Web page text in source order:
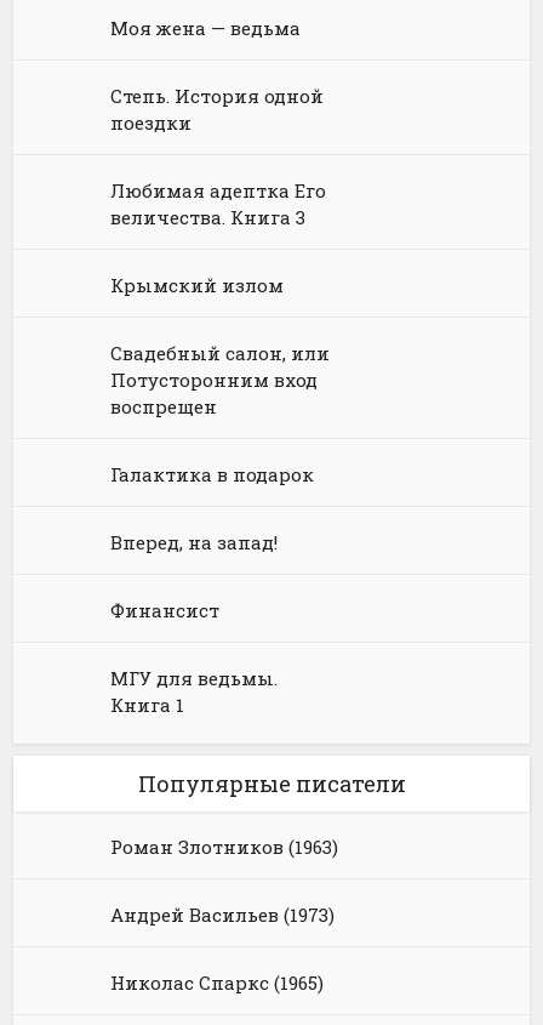
Философия
Юриспруденция, право
Энциклопедии
Киберпанк
Космическая фантастика
Научная фантастика
Попаданцы
Юмористическая фантастика
Книги про вампиров
Книги про волшебников
Любовное фэнтези
Русское фэнтези
Фэнтези про драконов
Юмористическое фэнтези
Юмористическая проза
Юмористические стихи
Моя жена — ведьма
Степь. История одной
поездки
Любимая адептка Его
величества. Книга 3
Крымский излом
Свадебный салон, или
Потусторонним вход
воспрещен
Галактика в подарок
Вперед, на запад!
Финансист
МГУ для ведьмы.
Книга 1
Популярные писатели
Роман Злотников (1963)
Андрей Васильев (1973)
Николас Спаркс (1965)